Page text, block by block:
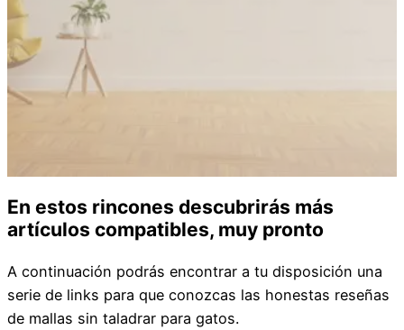
En estos rincones descubrirás más
artículos compatibles, muy pronto
A continuación podrás encontrar a tu disposición una
serie de links para que conozcas las honestas reseñas
de mallas sin taladrar para gatos.